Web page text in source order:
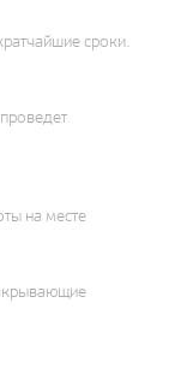
сроки.
на месте